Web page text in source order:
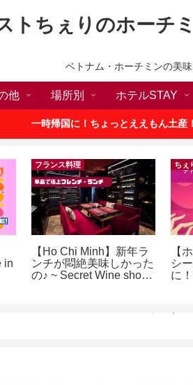
トちぇりのホーチ
ベトナム・ホーチミンの美味
他 場所別 ホテルSTAY
一時帰国に！ちょっとええもん土産
in
フランス料理
【Ho Chi Minh】新年ラ
ンチが悶絶美味しかった
の♪ ~ Secret Wine shop
【
シ
に
（